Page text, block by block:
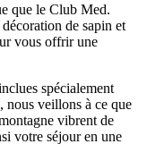
que le Club Med.
de sapin et
vous offrir une
spécialement
veillons à ce que
vibrent de
votre séjour en une